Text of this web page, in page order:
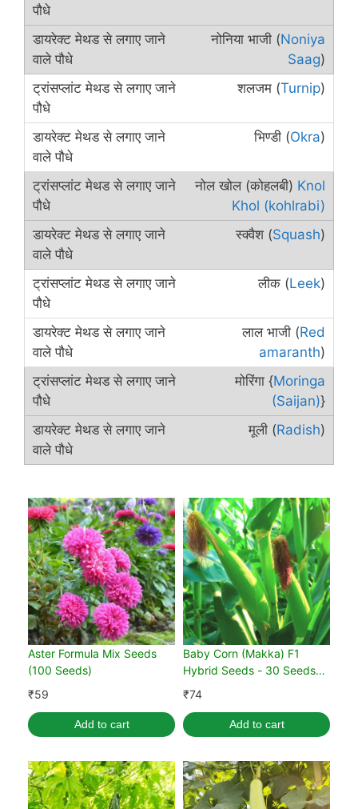
नोनिया भाजी (Noniya
Saag)
शलजम (Turnip)
भिण्डी (Okra)
नोल खोल (कोहलबी) Knol
Khol (kohlrabi)
स्क्वैश (Squash)
लीक (Leek)
लाल भाजी (Red
amaranth)
मोरिंगा {Moringa
(Saijan)}
मूली (Radish)
Aster Formula Mix Seeds
(100 Seeds)
₹59
Add to cart
Baby Corn (Makka) F1
Hybrid Seeds - 30 Seeds
(मक्का के बीज)
₹74
Add to cart